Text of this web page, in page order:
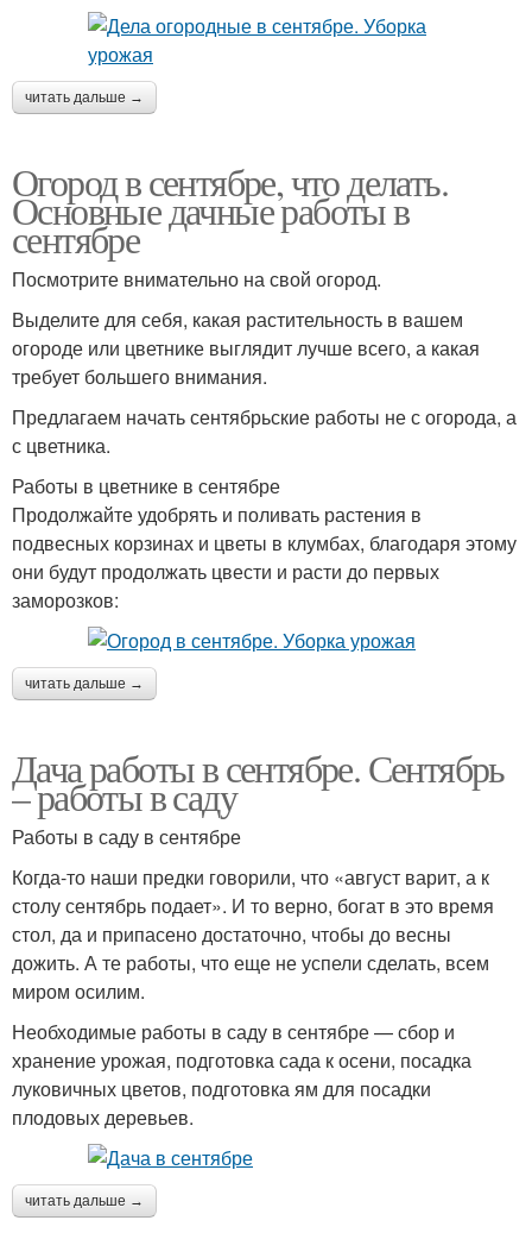
читать дальше →
Огород в сентябре, что делать.
Основные дачные работы в
сентябре
Посмотрите внимательно на свой огород.
Выделите для себя, какая растительность в вашем
огороде или цветнике выглядит лучше всего, а какая
требует большего внимания.
Предлагаем начать сентябрьские работы не с огорода, а
с цветника.
Работы в цветнике в сентябре
Продолжайте удобрять и поливать растения в
подвесных корзинах и цветы в клумбах, благодаря этому
они будут продолжать цвести и расти до первых
заморозков:
читать дальше →
Дача работы в сентябре. Сентябрь
– работы в саду
Работы в саду в сентябре
Когда-то наши предки говорили, что «август варит, а к
столу сентябрь подает». И то верно, богат в это время
стол, да и припасено достаточно, чтобы до весны
дожить. А те работы, что еще не успели сделать, всем
миром осилим.
Необходимые работы в саду в сентябре — сбор и
хранение урожая, подготовка сада к осени, посадка
луковичных цветов, подготовка ям для посадки
плодовых деревьев.
читать дальше →